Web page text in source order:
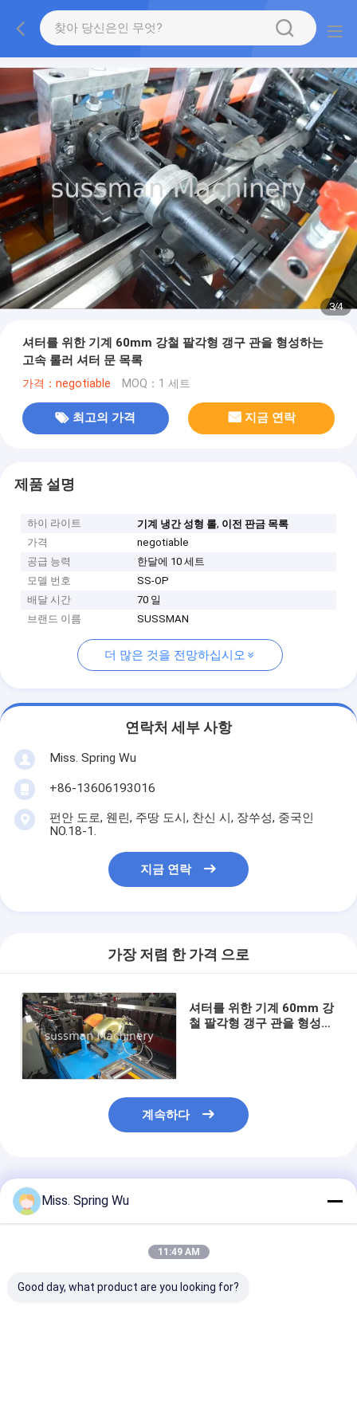
3/4
셔터를 위한 기계 60mm 강철 팔각형 갱구 관을 형성하는
고속 롤러 셔터 문 목록
가격：negotiable MOQ：1 세트
최고의 가격 지금 연락
제품 설명
하이 라이트 기계 냉간 성형 롤, 이전 판금 목록
가격
negotiable
공급 능력
한달에 10 세트
모델 번호
SS-OP
배달 시간
70 일
브랜드 이름
SUSSMAN
더 많은 것을 전망하십시오
연락처 세부 사항
Miss. Spring Wu
+86-13606193016
펀안 도로, 웬린, 주땅 도시, 찬신 시, 장쑤성, 중국인
NO.18-1.
지금 연락
가장 저렴 한 가격 으로
셔터를 위한 기계 60mm 강
철 팔각형 갱구 관을 형성하
계속하다
추천된 제품
Miss. Spring Wu
11:49 AM
Good day, what product are you looking for?